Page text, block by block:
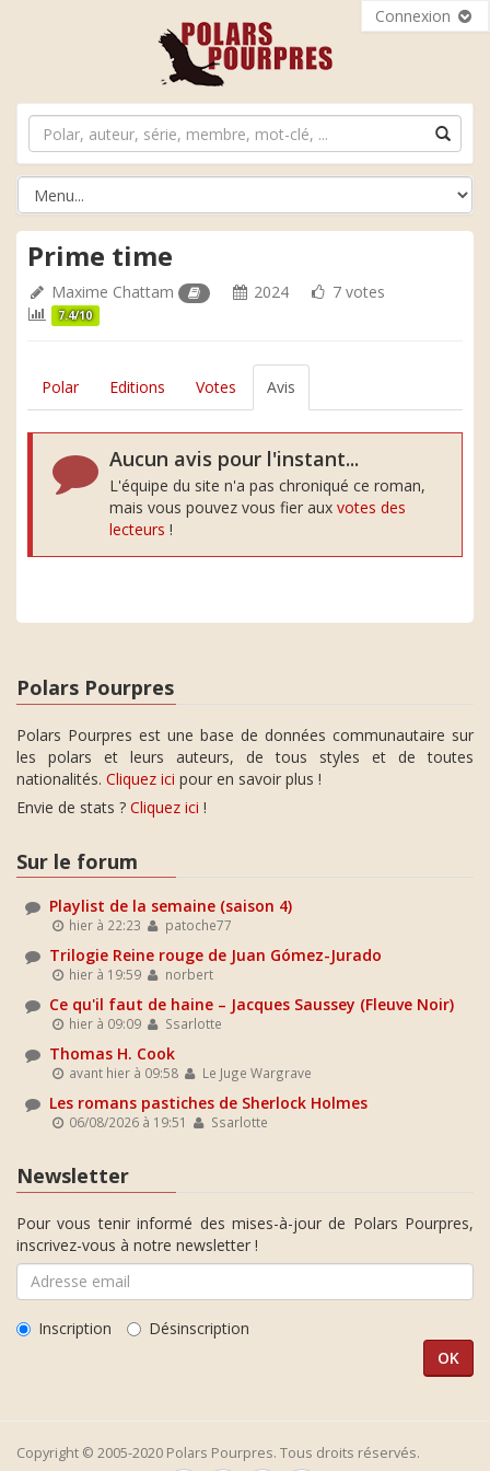
Connexion
Prime time
Maxime Chattam 2024 7 votes
7.4/10
Polar Editions Votes Avis
Aucun avis pour l'instant...
L'équipe du site n'a pas chroniqué ce roman,
mais vous pouvez vous fier aux votes des
lecteurs !
Polars Pourpres
Polars Pourpres est une base de données communautaire sur
les polars et leurs auteurs, de tous styles et de toutes
nationalités. Cliquez ici pour en savoir plus !
Envie de stats ? Cliquez ici !
Sur le forum
Playlist de la semaine (saison 4)
hier à 22:23 patoche77
Trilogie Reine rouge de Juan Gómez-Jurado
hier à 19:59 norbert
Ce qu'il faut de haine – Jacques Saussey (Fleuve Noir)
hier à 09:09 Ssarlotte
Thomas H. Cook
avant hier à 09:58 Le Juge Wargrave
Les romans pastiches de Sherlock Holmes
06/08/2026 à 19:51 Ssarlotte
Newsletter
Pour vous tenir informé des mises-à-jour de Polars Pourpres,
inscrivez-vous à notre newsletter !
Inscription Désinscription
Copyright © 2005-2020 Polars Pourpres. Tous droits réservés.